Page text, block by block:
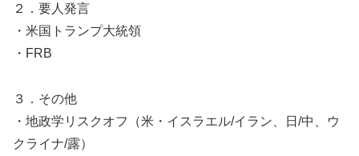
２．要人発言
・米国トランプ大統領
・FRB
３．その他
・地政学リスクオフ（米・イスラエル/イラン、日/中、ウ
クライナ/露）